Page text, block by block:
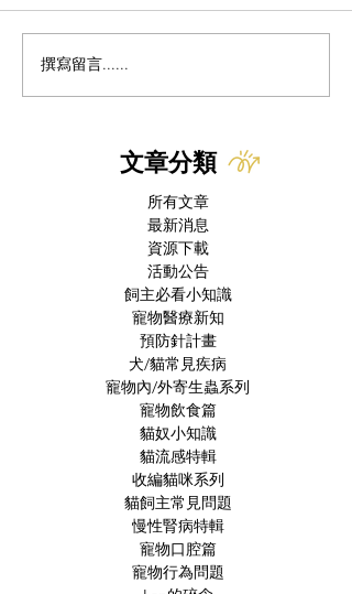
為什麼貓咪突然歪頭、走
路不穩？你該認識的「前
撰寫留言......
文章分類
所有文章
最新消息
資源下載
活動公告
飼主必看小知識
寵物醫療新知
預防針計畫
犬/貓常見疾病
寵物內/外寄生蟲系列
寵物飲食篇
貓奴小知識
貓流感特輯
收編貓咪系列
貓飼主常見問題
慢性腎病特輯
寵物口腔篇
寵物行為問題